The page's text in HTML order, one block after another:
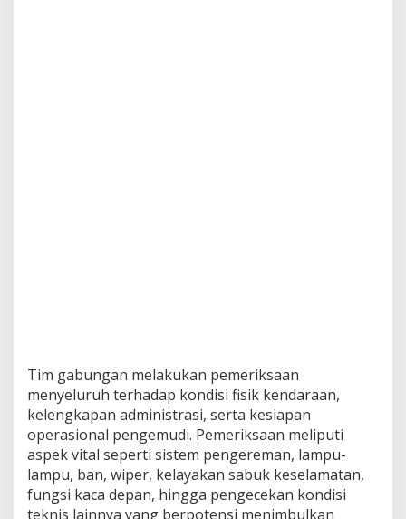
Tim gabungan melakukan pemeriksaan
menyeluruh terhadap kondisi fisik kendaraan,
kelengkapan administrasi, serta kesiapan
operasional pengemudi. Pemeriksaan meliputi
aspek vital seperti sistem pengereman, lampu-
lampu, ban, wiper, kelayakan sabuk keselamatan,
fungsi kaca depan, hingga pengecekan kondisi
teknis lainnya yang berpotensi menimbulkan